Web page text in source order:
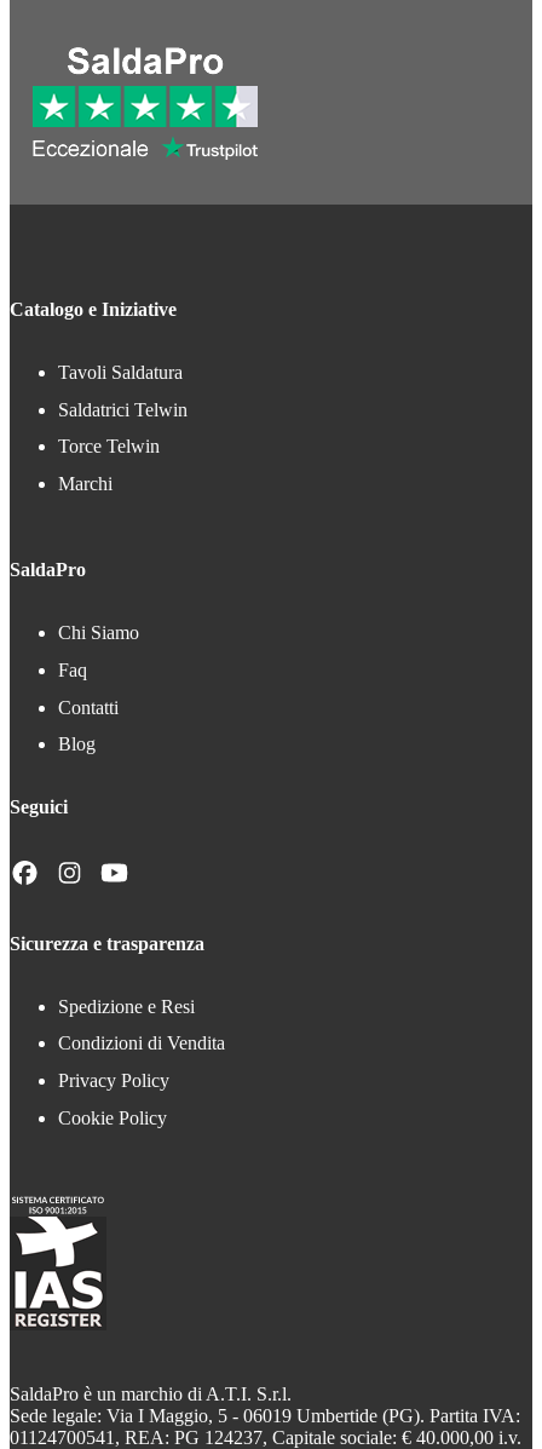
Catalogo e Iniziative
Tavoli Saldatura
Saldatrici Telwin
Torce Telwin
Marchi
SaldaPro
Chi Siamo
Faq
Contatti
Blog
Seguici
Sicurezza e trasparenza
Spedizione e Resi
Condizioni di Vendita
Privacy Policy
Cookie Policy
SaldaPro è un marchio di A.T.I. S.r.l.
Sede legale: Via I Maggio, 5 - 06019 Umbertide (PG). Partita IVA:
01124700541, REA: PG 124237, Capitale sociale: € 40.000,00 i.v.